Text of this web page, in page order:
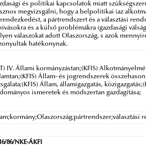
és politikai kapcsolatok miatt
megvizsgálni, hogy a belpolitikai (az
a pártrendszert és a választási
és a külső problémákra (gazdasági
válaszokat adott Olaszország, s azok
hatékonynak.
IV. Állami kormányzástan;(KFIS)
Állam- és jogrendszerek
Állam, államigazgatás,
ismeretek és módszertan gazdagítása;
86/NKE-ÁKFI